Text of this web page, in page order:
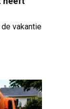
vakantie